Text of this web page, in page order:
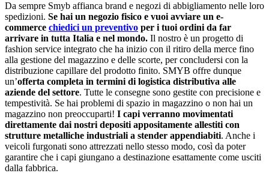
Da sempre Smyb affianca brand e negozi di abbigliamento nelle loro
spedizioni. Se hai un negozio fisico e vuoi avviare un e-
commerce chiedici un preventivo per i tuoi ordini da far
arrivare in tutta Italia e nel mondo. Il nostro è un progetto di
fashion service integrato che ha inizio con il ritiro della merce fino
alla gestione del magazzino e delle scorte, per concludersi con la
distribuzione capillare del prodotto finito. SMYB offre dunque
un’offerta completa in termini di logistica distributiva alle
aziende del settore. Tutte le consegne sono gestite con precisione e
tempestività. Se hai problemi di spazio in magazzino o non hai un
magazzino non preoccuparti! I capi verranno movimentati
direttamente dai nostri depositi appositamente allestiti con
strutture metalliche industriali a stender appendiabiti. Anche i
veicoli furgonati sono attrezzati nello stesso modo, così da poter
garantire che i capi giungano a destinazione esattamente come usciti
dalla fabbrica.